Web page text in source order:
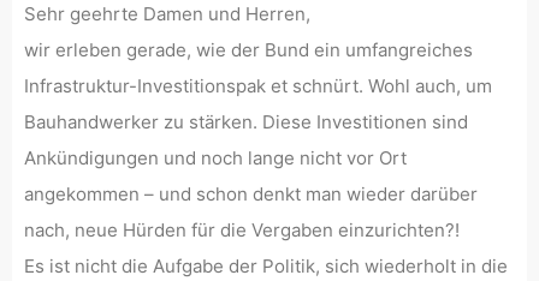
Sehr geehrte Damen und Herren,
wir erleben gerade, wie der Bund ein umfangreiches
Infrastruktur-Investitionspak et schnürt. Wohl auch, um
Bauhandwerker zu stärken. Diese Investitionen sind
Ankündigungen und noch lange nicht vor Ort
angekommen – und schon denkt man wieder darüber
nach, neue Hürden für die Vergaben einzurichten?!
Es ist nicht die Aufgabe der Politik, sich wiederholt in die